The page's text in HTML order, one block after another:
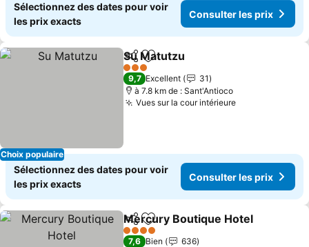
Sélectionnez des dates pour voir
les prix exacts
Consulter les prix
Choix populaire
PartagerAjouter à mes favoris
Su Matutzu
3 Étoiles
9,7 Excellent
31
à 7.8 km de : Sant'Antioco
Vues sur la cour intérieureConsulter les
Sélectionnez des dates pour voir
les prix exacts
Consulter les prix
PartagerAjouter à mes favoris
Mercury Boutique Hotel
4 Étoiles
7,6 Bien
636